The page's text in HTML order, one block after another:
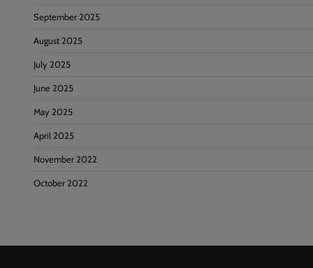
September 2025
August 2025
July 2025
June 2025
May 2025
April 2025
November 2022
October 2022